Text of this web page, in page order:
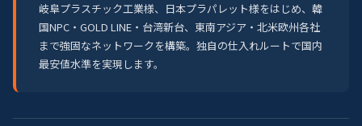
岐阜プラスチック工業様、日本プラパレット様をはじめ、韓
国NPC・GOLD LINE・台湾新台、東南アジア・北米欧州各社
まで強固なネットワークを構築。独自の仕入れルートで国内
最安値水準を実現します。